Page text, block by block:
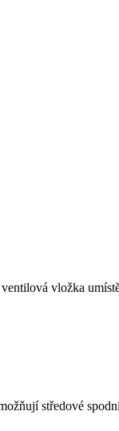
vložka
středové